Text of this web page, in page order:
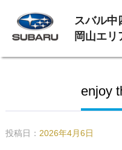
スバル中
岡山エリ
enjoy
投稿日： 2026年4月6日